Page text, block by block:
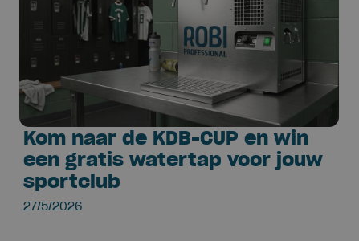
Kom naar de KDB-CUP en win
een gratis watertap voor jouw
sportclub
27/5/2026